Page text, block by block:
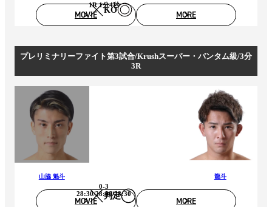
KO
1R 1分4秒
MOVIE MORE
プレリミナリーファイト第3試合/Krushスーパー・バンタム級/3分
3R
山脇 魁斗
判定
0-3
28:30/28:30/28:30
龍斗
MOVIE MORE